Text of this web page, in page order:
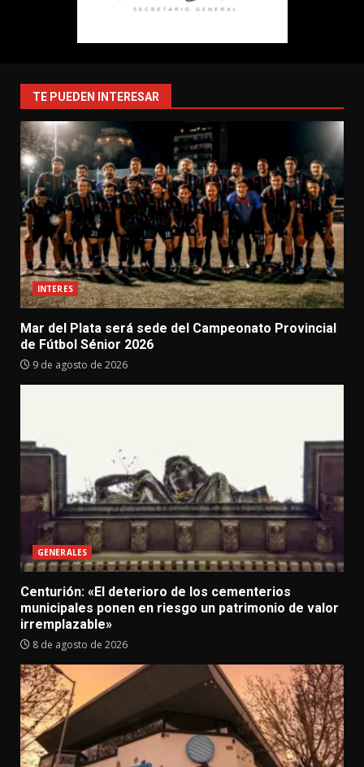
TE PUEDEN INTERESAR
INTERES
Mar del Plata será sede del Campeonato Provincial
de Fútbol Sénior 2026
9 de agosto de 2026
GENERALES
Centurión: «El deterioro de los cementerios
municipales ponen en riesgo un patrimonio de valor
irremplazable»
8 de agosto de 2026